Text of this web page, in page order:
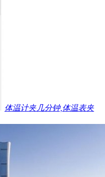
​体温计夹几分钟,体温表夹